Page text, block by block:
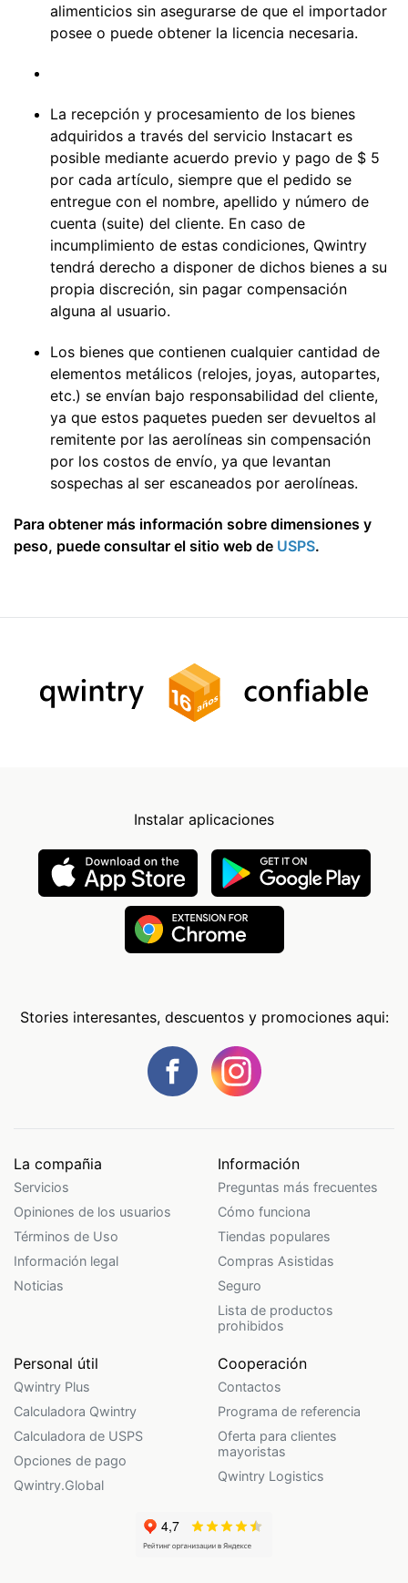
alimenticios sin asegurarse de que el importador
posee o puede obtener la licencia necesaria.
La recepción y procesamiento de los bienes
adquiridos a través del servicio Instacart es
posible mediante acuerdo previo y pago de $ 5
por cada artículo, siempre que el pedido se
entregue con el nombre, apellido y número de
cuenta (suite) del cliente. En caso de
incumplimiento de estas condiciones, Qwintry
tendrá derecho a disponer de dichos bienes a su
propia discreción, sin pagar compensación
alguna al usuario.
Los bienes que contienen cualquier cantidad de
elementos metálicos (relojes, joyas, autopartes,
etc.) se envían bajo responsabilidad del cliente,
ya que estos paquetes pueden ser devueltos al
remitente por las aerolíneas sin compensación
por los costos de envío, ya que levantan
sospechas al ser escaneados por aerolíneas.
Para obtener más información sobre dimensiones y
peso, puede consultar el sitio web de USPS.
Instalar aplicaciones
Stories interesantes, descuentos y promociones aqui:
La compañia
Servicios
Opiniones de los usuarios
Términos de Uso
Información legal
Noticias
Información
Preguntas más frecuentes
Cómo funciona
Tiendas populares
Compras Asistidas
Seguro
Lista de productos
prohibidos
Personal útil
Qwintry Plus
Calculadora Qwintry
Calculadora de USPS
Opciones de pago
Qwintry.Global
Cooperación
Contactos
Programa de referencia
Oferta para clientes
mayoristas
Qwintry Logistics